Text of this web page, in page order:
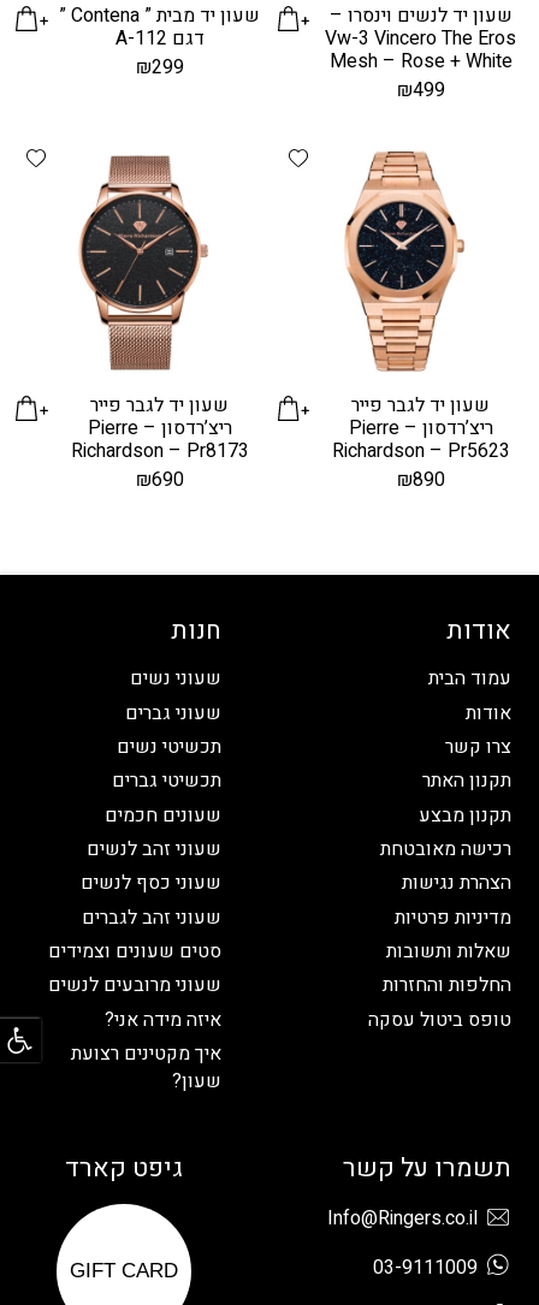
שעון יד לנשים וינסרו –
Vw-3 Vincero The Eros
Mesh – Rose + White
₪499
שעון יד מבית ” Contena ”
דגם A-112
₪299
Add wishlist
שעון יד לגבר פייר
ריצ’רדסון – Pierre
Richardson – Pr5623
₪890
שעון יד לגבר פייר
ריצ’רדסון – Pierre
Richardson – Pr8173
₪690
אודות
עמוד הבית
אודות
צרו קשר
תקנון האתר
תקנון מבצע
רכישה מאובטחת
הצהרת נגישות
מדיניות פרטיות
שאלות ותשובות
החלפות והחזרות
טופס ביטול עסקה
חנות
שעוני נשים
שעוני גברים
תכשיטי נשים
תכשיטי גברים
שעונים חכמים
שעוני זהב לנשים
שעוני כסף לנשים
שעוני זהב לגברים
סטים שעונים וצמידים
שעוני מרובעים לנשים
איזה מידה אני?
איך מקטינים רצועת
שעון?
תשמרו על קשר
Info@Ringers.co.il
03-9111009
גיפט קארד
GIFT CARD